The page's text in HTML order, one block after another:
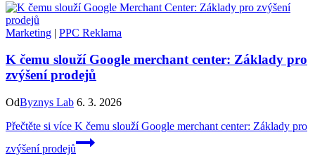
Marketing | PPC Reklama
K čemu slouží Google merchant center: Základy pro
zvýšení prodejů
OdByznys Lab 6. 3. 2026
Přečtěte si více K čemu slouží Google merchant center: Základy pro
zvýšení prodejů